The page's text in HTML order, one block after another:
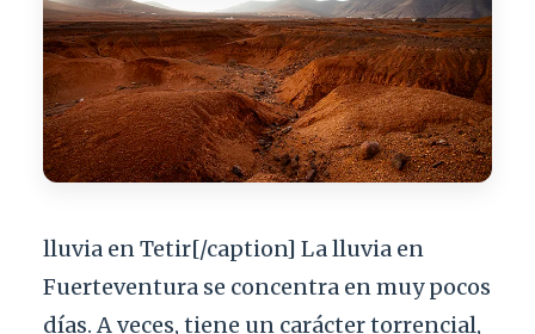
lluvia en Tetir[/caption] La lluvia en
Fuerteventura se concentra en muy pocos
días. A veces, tiene un carácter torrencial,